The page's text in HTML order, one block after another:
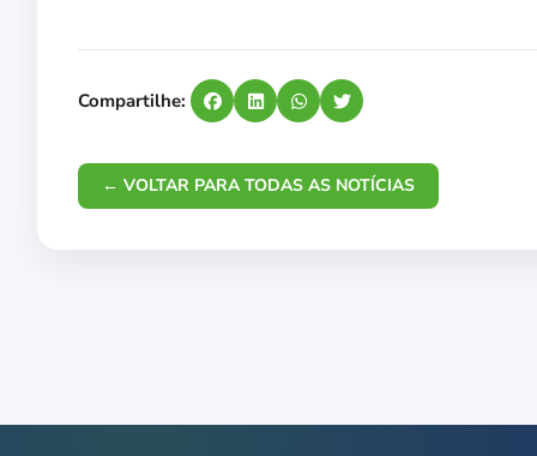
Compartilhe:
← VOLTAR PARA TODAS AS NOTÍCIAS